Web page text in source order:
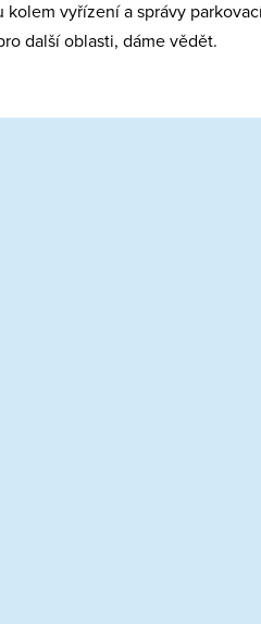
kolem vyřízení a správy
další oblasti, dáme vědět.